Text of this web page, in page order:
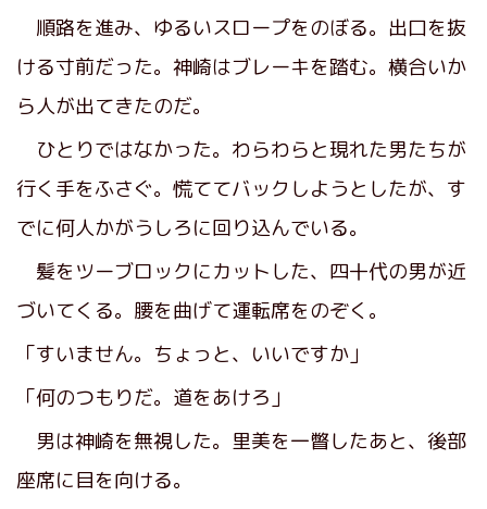
順路を進み、ゆるいスロープをのぼる。出口を抜
ける寸前だった。神崎はブレーキを踏む。横合いか
ら人が出てきたのだ。
ひとりではなかった。わらわらと現れた男たちが
行く手をふさぐ。慌ててバックしようとしたが、す
でに何人かがうしろに回り込んでいる。
髪をツーブロックにカットした、四十代の男が近
づいてくる。腰を曲げて運転席をのぞく。
「すいません。ちょっと、いいですか」
「何のつもりだ。道をあけろ」
男は神崎を無視した。里美を一瞥したあと、後部
座席に目を向ける。